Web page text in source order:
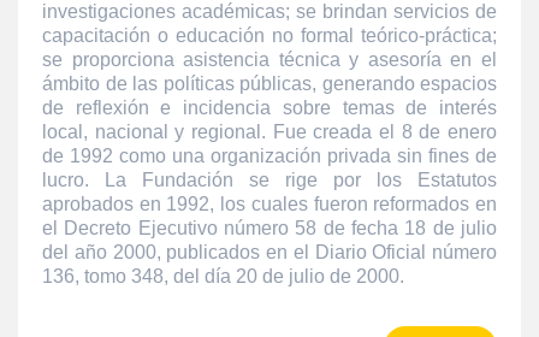
investigaciones académicas; se brindan servicios de
capacitación o educación no formal teórico-práctica;
se proporciona asistencia técnica y asesoría en el
ámbito de las políticas públicas, generando espacios
de reflexión e incidencia sobre temas de interés
local, nacional y regional. Fue creada el 8 de enero
de 1992 como una organización privada sin fines de
lucro. La Fundación se rige por los Estatutos
aprobados en 1992, los cuales fueron reformados en
el Decreto Ejecutivo número 58 de fecha 18 de julio
del año 2000, publicados en el Diario Oficial número
136, tomo 348, del día 20 de julio de 2000.